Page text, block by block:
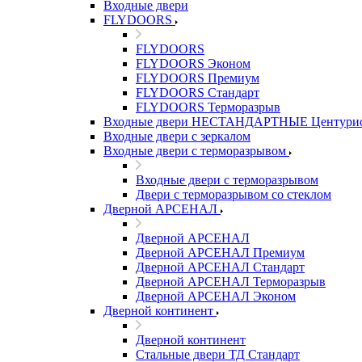
Входные двери
FLYDOORS
FLYDOORS
FLYDOORS Эконом
FLYDOORS Премиум
FLYDOORS Стандарт
FLYDOORS Терморазрыв
Входные двери НЕСТАНДАРТНЫЕ
Входные двери с зеркалом
Входные двери с терморазрывом
Входные двери с терморазрывом
Двери с терморазрывом со стеклом
Дверной АРСЕНАЛ
Дверной АРСЕНАЛ
Дверной АРСЕНАЛ Премиум
Дверной АРСЕНАЛ Стандарт
Дверной АРСЕНАЛ Терморазрыв
Дверной АРСЕНАЛ Эконом
Дверной континент
Дверной континент
Стальные двери ТД Стандарт